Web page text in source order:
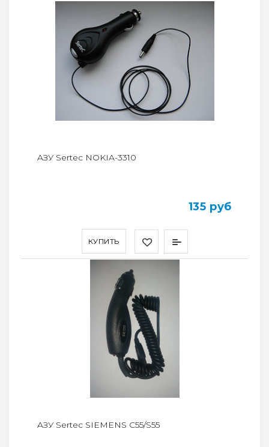
КУПИТЬ
AЗУ Sertec NOKIA-3310
135 руб
AЗУ Sertec SIEMENS C55/S55